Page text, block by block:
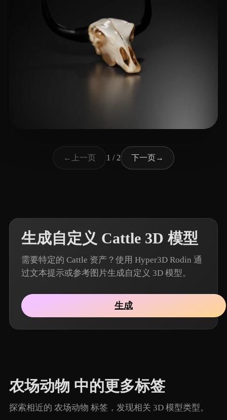
←
上一页 1 / 2 下一页→
生成自定义 Cattle 3D 模型
需要特定的 Cattle 资产？使用 Hyper3D Rodin 通
过文本提示或参考图片生成自定义 3D 模型。
生成
农场动物 中的更多标签
探索相近的 农场动物 标签，发现相关 3D 模型类型。